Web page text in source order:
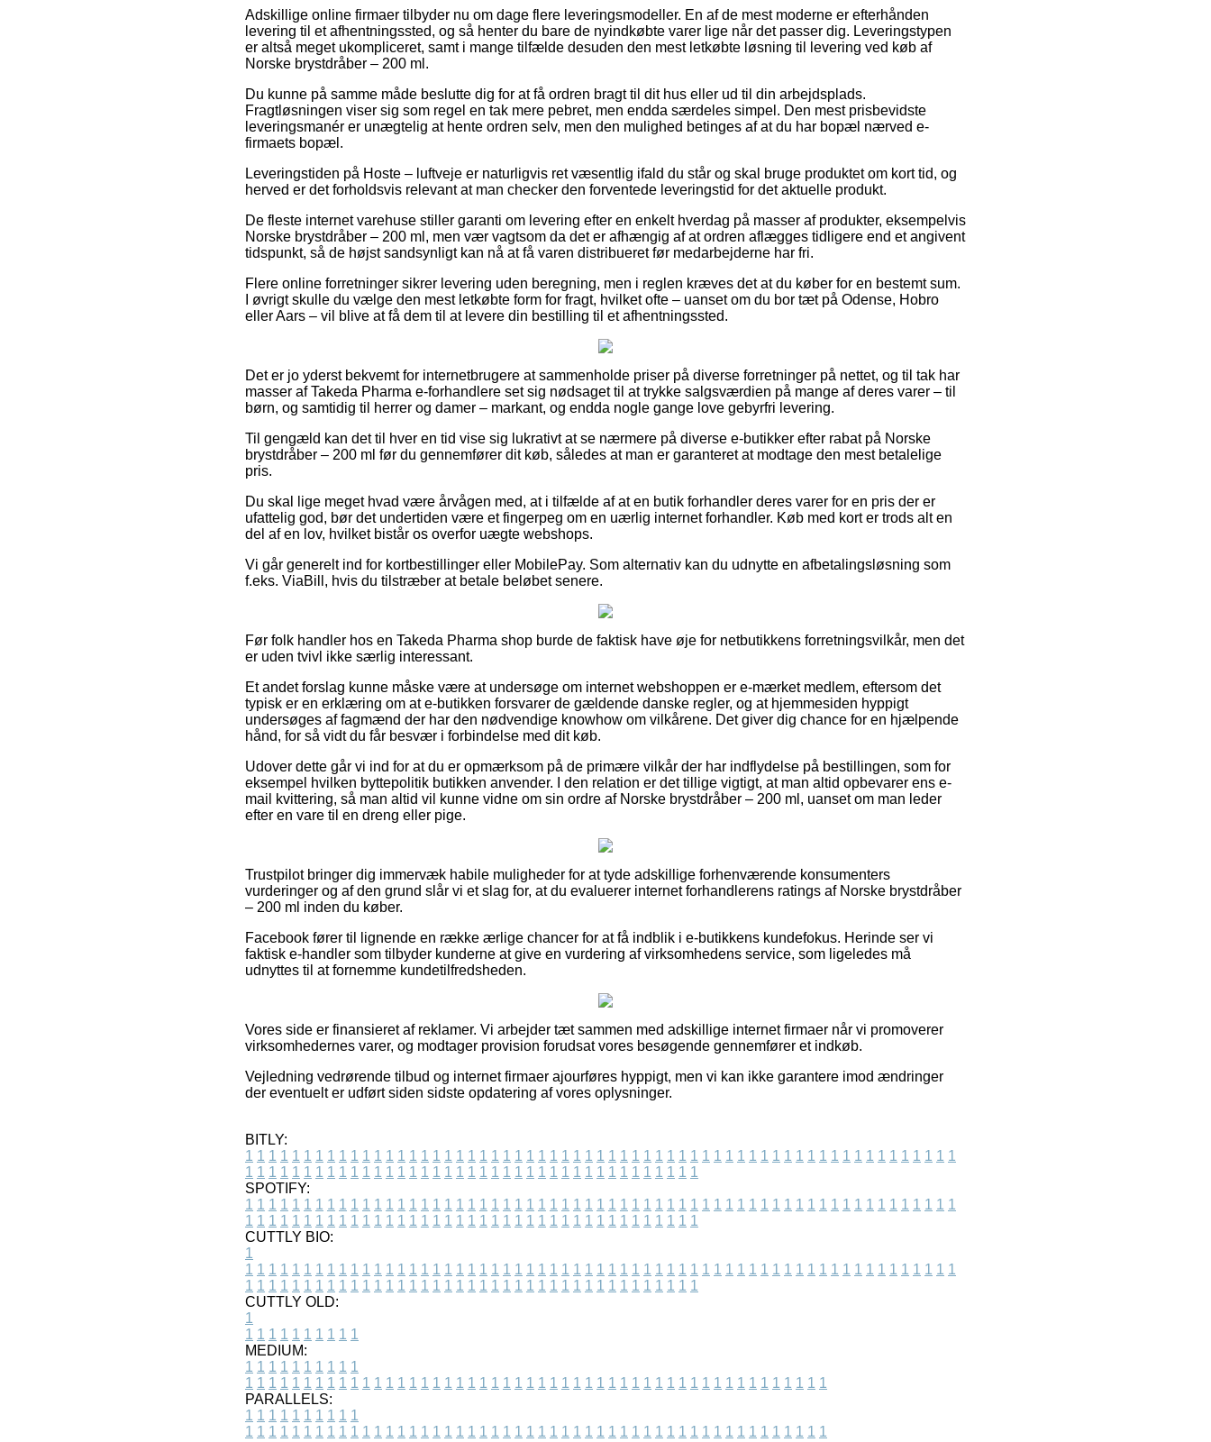
Adskillige online firmaer tilbyder nu om dage flere leveringsmodeller. En af de mest moderne er efterhånden
levering til et afhentningssted, og så henter du bare de nyindkøbte varer lige når det passer dig. Leveringstypen
er altså meget ukompliceret, samt i mange tilfælde desuden den mest letkøbte løsning til levering ved køb af
Norske brystdråber – 200 ml.
Du kunne på samme måde beslutte dig for at få ordren bragt til dit hus eller ud til din arbejdsplads.
Fragtløsningen viser sig som regel en tak mere pebret, men endda særdeles simpel. Den mest prisbevidste
leveringsmanér er unægtelig at hente ordren selv, men den mulighed betinges af at du har bopæl nærved e-
firmaets bopæl.
Leveringstiden på Hoste – luftveje er naturligvis ret væsentlig ifald du står og skal bruge produktet om kort tid, og
herved er det forholdsvis relevant at man checker den forventede leveringstid for det aktuelle produkt.
De fleste internet varehuse stiller garanti om levering efter en enkelt hverdag på masser af produkter, eksempelvis
Norske brystdråber – 200 ml, men vær vagtsom da det er afhængig af at ordren aflægges tidligere end et angivent
tidspunkt, så de højst sandsynligt kan nå at få varen distribueret før medarbejderne har fri.
Flere online forretninger sikrer levering uden beregning, men i reglen kræves det at du køber for en bestemt sum.
I øvrigt skulle du vælge den mest letkøbte form for fragt, hvilket ofte – uanset om du bor tæt på Odense, Hobro
eller Aars – vil blive at få dem til at levere din bestilling til et afhentningssted.
Det er jo yderst bekvemt for internetbrugere at sammenholde priser på diverse forretninger på nettet, og til tak har
masser af Takeda Pharma e-forhandlere set sig nødsaget til at trykke salgsværdien på mange af deres varer – til
børn, og samtidig til herrer og damer – markant, og endda nogle gange love gebyrfri levering.
Til gengæld kan det til hver en tid vise sig lukrativt at se nærmere på diverse e-butikker efter rabat på Norske
brystdråber – 200 ml før du gennemfører dit køb, således at man er garanteret at modtage den mest betalelige
pris.
Du skal lige meget hvad være årvågen med, at i tilfælde af at en butik forhandler deres varer for en pris der er
ufattelig god, bør det undertiden være et fingerpeg om en uærlig internet forhandler. Køb med kort er trods alt en
del af en lov, hvilket bistår os overfor uægte webshops.
Vi går generelt ind for kortbestillinger eller MobilePay. Som alternativ kan du udnytte en afbetalingsløsning som
f.eks. ViaBill, hvis du tilstræber at betale beløbet senere.
Før folk handler hos en Takeda Pharma shop burde de faktisk have øje for netbutikkens forretningsvilkår, men det
er uden tvivl ikke særlig interessant.
Et andet forslag kunne måske være at undersøge om internet webshoppen er e-mærket medlem, eftersom det
typisk er en erklæring om at e-butikken forsvarer de gældende danske regler, og at hjemmesiden hyppigt
undersøges af fagmænd der har den nødvendige knowhow om vilkårene. Det giver dig chance for en hjælpende
hånd, for så vidt du får besvær i forbindelse med dit køb.
Udover dette går vi ind for at du er opmærksom på de primære vilkår der har indflydelse på bestillingen, som for
eksempel hvilken byttepolitik butikken anvender. I den relation er det tillige vigtigt, at man altid opbevarer ens e-
mail kvittering, så man altid vil kunne vidne om sin ordre af Norske brystdråber – 200 ml, uanset om man leder
efter en vare til en dreng eller pige.
Trustpilot bringer dig immervæk habile muligheder for at tyde adskillige forhenværende konsumenters
vurderinger og af den grund slår vi et slag for, at du evaluerer internet forhandlerens ratings af Norske brystdråber
– 200 ml inden du køber.
Facebook fører til lignende en række ærlige chancer for at få indblik i e-butikkens kundefokus. Herinde ser vi
faktisk e-handler som tilbyder kunderne at give en vurdering af virksomhedens service, som ligeledes må
udnyttes til at fornemme kundetilfredsheden.
Vores side er finansieret af reklamer. Vi arbejder tæt sammen med adskillige internet firmaer når vi promoverer
virksomhedernes varer, og modtager provision forudsat vores besøgende gennemfører et indkøb.
Vejledning vedrørende tilbud og internet firmaer ajourføres hyppigt, men vi kan ikke garantere imod ændringer
der eventuelt er udført siden sidste opdatering af vores oplysninger.
BITLY:
1 1 1 1 1 1 1 1 1 1 1 1 1 1 1 1 1 1 1 1 1 1 1 1 1 1 1 1 1 1 1 1 1 1 1 1 1 1 1 1 1 1 1 1 1 1 1 1 1 1 1 1 1 1 1 1 1 1 1 1 1
1 1 1 1 1 1 1 1 1 1 1 1 1 1 1 1 1 1 1 1 1 1 1 1 1 1 1 1 1 1 1 1 1 1 1 1 1 1 1
SPOTIFY:
1 1 1 1 1 1 1 1 1 1 1 1 1 1 1 1 1 1 1 1 1 1 1 1 1 1 1 1 1 1 1 1 1 1 1 1 1 1 1 1 1 1 1 1 1 1 1 1 1 1 1 1 1 1 1 1 1 1 1 1 1
1 1 1 1 1 1 1 1 1 1 1 1 1 1 1 1 1 1 1 1 1 1 1 1 1 1 1 1 1 1 1 1 1 1 1 1 1 1 1
CUTTLY BIO:
1
1 1 1 1 1 1 1 1 1 1 1 1 1 1 1 1 1 1 1 1 1 1 1 1 1 1 1 1 1 1 1 1 1 1 1 1 1 1 1 1 1 1 1 1 1 1 1 1 1 1 1 1 1 1 1 1 1 1 1 1 1
1 1 1 1 1 1 1 1 1 1 1 1 1 1 1 1 1 1 1 1 1 1 1 1 1 1 1 1 1 1 1 1 1 1 1 1 1 1 1
CUTTLY OLD:
1
1 1 1 1 1 1 1 1 1 1
MEDIUM:
1 1 1 1 1 1 1 1 1 1
1 1 1 1 1 1 1 1 1 1 1 1 1 1 1 1 1 1 1 1 1 1 1 1 1 1 1 1 1 1 1 1 1 1 1 1 1 1 1 1 1 1 1 1 1 1 1 1 1 1
PARALLELS:
1 1 1 1 1 1 1 1 1 1
1 1 1 1 1 1 1 1 1 1 1 1 1 1 1 1 1 1 1 1 1 1 1 1 1 1 1 1 1 1 1 1 1 1 1 1 1 1 1 1 1 1 1 1 1 1 1 1 1 1